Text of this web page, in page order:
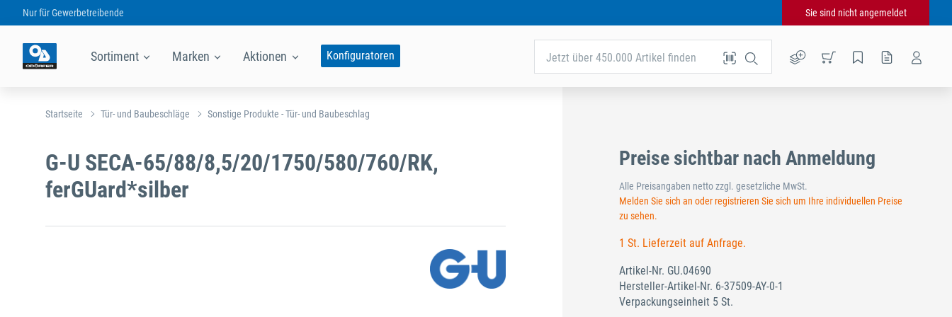
Nur fürGewerbetreibende Sie sind nicht angemeldet
Sortiment Marken Aktionen Konfiguratoren Jetzt über 450.000 Artikel finden
Startseite Tür- und Baubeschläge Sonstige Produkte - Tür- und Baubeschlag
G-U SECA-65/88/8,5/20/1750/580/760/RK,
ferGUard*silber
Preise sichtbar nach Anmeldung
Alle Preisangaben netto zzgl. gesetzliche MwSt.
Melden Sie sich an oder registrieren Sie sich um Ihre individuellen Preise
zu sehen.
1 St. Lieferzeit auf Anfrage.
Artikel-Nr. GU.04690
Hersteller-Artikel-Nr. 6-37509-AY-0-1
Verpackungseinheit 5 St.